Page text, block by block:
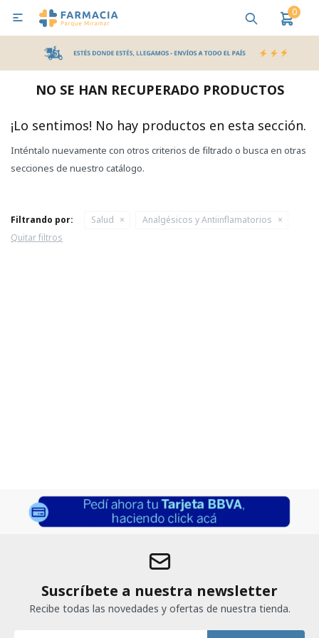
0

NO SE HAN RECUPERADO PRODUCTOS
¡Lo sentimos! No hay productos en esta sección.
Inténtalo nuevamente con otros criterios de filtrado o busca en otras
secciones de nuestro catálogo.
Filtrando por: Salud
Analgésicos y Antiinflamatorios
Quitar filtros
Suscríbete a nuestra newsletter
Recibe todas las novedades y ofertas de nuestra tienda.
MI CUENTA
Bebes y Maternidad Salud
Pañales y Toallitas
Lactancia y Nutrición
Higiene y Bienestar